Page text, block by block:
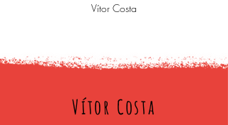
Vítor Costa
Vítor Costa